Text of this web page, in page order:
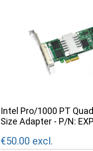
Intel Pro/1000 PT Quad
Size Adapter - P/N:
€50.00 excl.